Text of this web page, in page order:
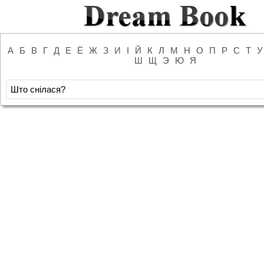
А Б В Г Д Е Ё Ж З И І Й К Л М Н О П Р С Т
У
Ш
Щ Э Ю Я